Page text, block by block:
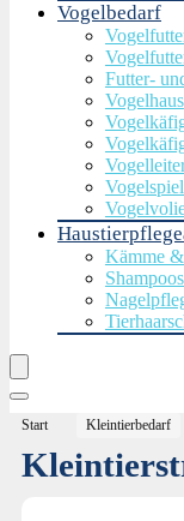
Vogelbedarf
Futter-
Vogelhaus
Kämme
Start Kleintierbedarf